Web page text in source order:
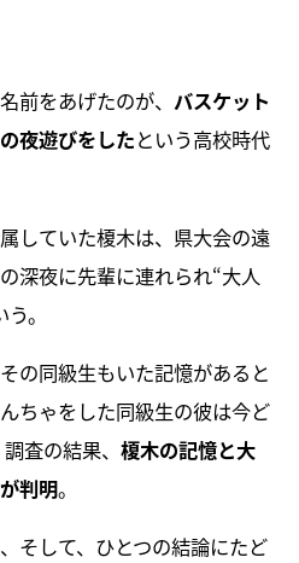
前をあげたのが、 バスケット
夜遊びをしたという高校時代
していた榎木は、県大会の遠
深夜に先輩に連れられ“大人
。
の同級生もいた記憶があると
ちゃをした同級生の彼は今ど
査の結果、 榎木の記憶と大
判明。
そして、ひとつの結論にたど